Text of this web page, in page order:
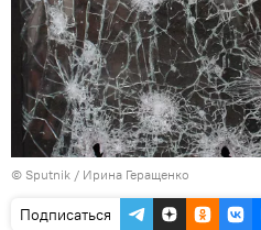
© Sputnik / Ирина Геращенко
Подписаться